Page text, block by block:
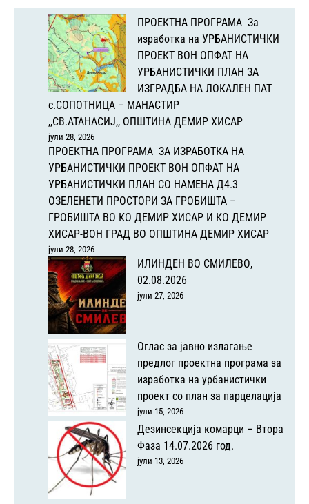
ПРОЕКТНА ПРОГРАМА За
изработка на УРБАНИСТИЧКИ
ПРОЕКТ ВОН ОПФАТ НА
УРБАНИСТИЧКИ ПЛАН ЗА
ИЗГРАДБА НА ЛОКАЛЕН ПАТ
с.СОПОТНИЦА – МАНАСТИР
,,СВ.АТАНАСИЈ,, ОПШТИНА ДЕМИР ХИСАР
јули 28, 2026
ПРОЕКТНА ПРОГРАМА ЗА ИЗРАБОТКА НА
УРБАНИСТИЧКИ ПРОЕКТ ВОН ОПФАТ НА
УРБАНИСТИЧКИ ПЛАН СО НАМЕНА Д4.3
ОЗЕЛЕНЕТИ ПРОСТОРИ ЗА ГРОБИШТА –
ГРОБИШТА ВО КО ДЕМИР ХИСАР И КО ДЕМИР
ХИСАР-ВОН ГРАД ВО ОПШТИНА ДЕМИР ХИСАР
јули 28, 2026
ИЛИНДЕН ВО СМИЛЕВО,
02.08.2026
јули 27, 2026
Оглас за јавно излагање
предлог проектна програма за
изработка на урбанистички
проект со план за парцелација
јули 15, 2026
Дезинсекција комарци – Втора
Фаза 14.07.2026 год.
јули 13, 2026